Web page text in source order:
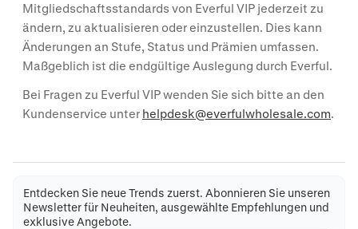
Mitgliedschaftsstandards von Everful VIP jederzeit zu
ändern, zu aktualisieren oder einzustellen. Dies kann
Änderungen an Stufe, Status und Prämien umfassen.
Maßgeblich ist die endgültige Auslegung durch Everful.
Bei Fragen zu Everful VIP wenden Sie sich bitte an den
Kundenservice unter helpdesk@everfulwholesale.com.
Entdecken Sie neue Trends zuerst. Abonnieren Sie unseren
Newsletter für Neuheiten, ausgewählte Empfehlungen und
exklusive Angebote.